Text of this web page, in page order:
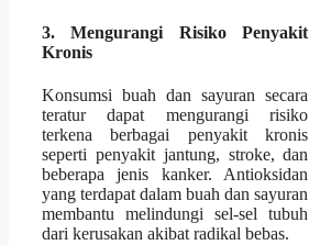
3. Mengurangi Risiko Penyakit
Kronis
Konsumsi buah dan sayuran secara
teratur dapat mengurangi risiko
terkena berbagai penyakit kronis
seperti penyakit jantung, stroke, dan
beberapa jenis kanker. Antioksidan
yang terdapat dalam buah dan sayuran
membantu melindungi sel-sel tubuh
dari kerusakan akibat radikal bebas.